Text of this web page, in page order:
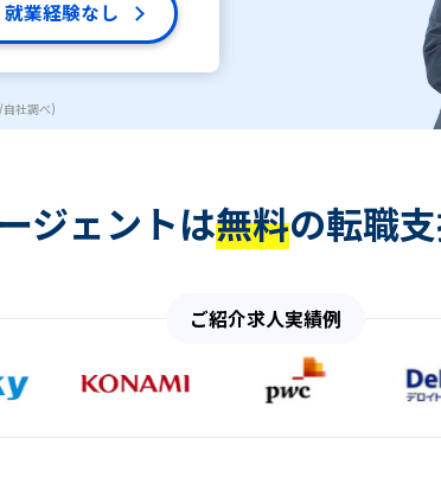
就業経験なし
社調べ)
ジェントは無料の転職支
ご紹介求人実績例